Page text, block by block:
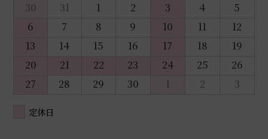
30
31 1 2 3 4
5
6
7 8 9 10 11
12
13
14 15 16 17 18
19
20
21 22 23 24 25
26
27
28 29 30 1 2 3
定休日